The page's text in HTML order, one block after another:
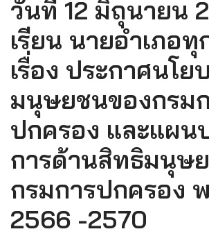
วันที่ 12 มิถุนายน
เรียน นายอำเภอทุ
เรื่อง ประกาศนโย
มนุษยชนของกรม
ปกครอง และแผน
การด้านสิทธิมนุษ
กรมการปกครอง
2566 -2570